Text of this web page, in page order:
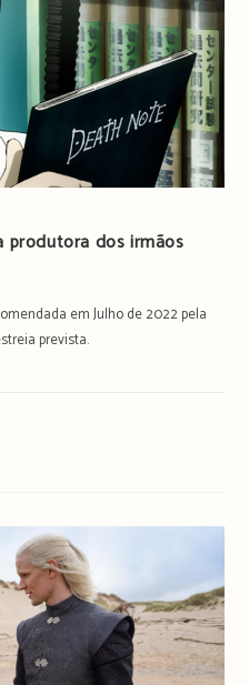
produtora dos irmãos
em Julho de 2022 pela
prevista.